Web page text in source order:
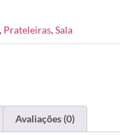
, Prateleiras,Sala
Avaliações (0)